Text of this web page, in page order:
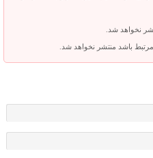
نخواهد شد.
مرتبط باشد منتشر نخواهد شد.